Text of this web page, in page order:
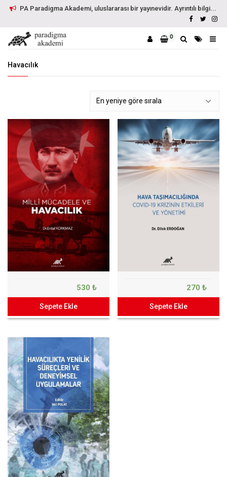
PA Paradigma Akademi, uluslararası bir yayınevidir. Ayrıntılı bilgi...
0
Havacılık
530 ₺
Sepete Ekle
270 ₺
Sepete Ekle